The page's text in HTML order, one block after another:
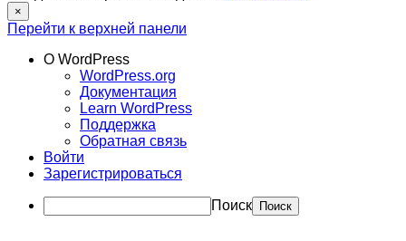
×
Перейти к верхней панели
О WordPress
WordPress.org
Документация
Learn WordPress
Поддержка
Обратная связь
Войти
Зарегистрироваться
Поиск